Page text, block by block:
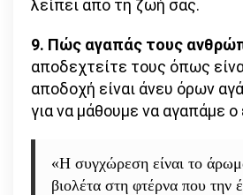
λείπει από τη ζωή σας.
9. Πώς αγαπάς τους
αποδεχτείτε τους όπως
αποδοχή είναι άνευ όρων
για να μάθουμε να αγαπάμε ο
«Η συγχώρεση είναι το
βιολέτα στη φτέρνα που την